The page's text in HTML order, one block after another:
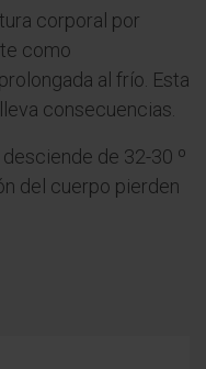
corporal por
como
al frío. Esta
consecuencias.
de 32-30 º
del cuerpo pierden